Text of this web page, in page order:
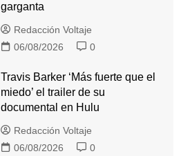
garganta
Redacción Voltaje
06/08/2026
0
Travis Barker ‘Más fuerte que el
miedo’ el trailer de su
documental en Hulu
Redacción Voltaje
06/08/2026
0